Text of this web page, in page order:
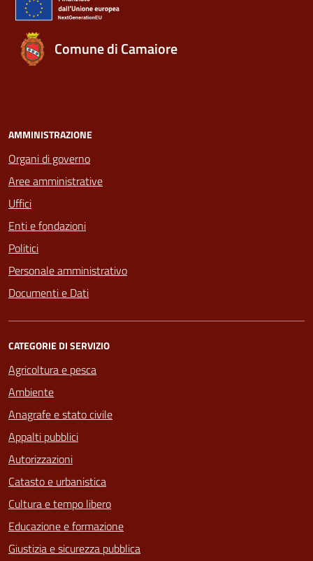
Comune di Camaiore
AMMINISTRAZIONE
Organi di governo
Aree amministrative
Uffici
Enti e fondazioni
Politici
Personale amministrativo
Documenti e Dati
CATEGORIE DI SERVIZIO
Agricoltura e pesca
Ambiente
Anagrafe e stato civile
Appalti pubblici
Autorizzazioni
Catasto e urbanistica
Cultura e tempo libero
Educazione e formazione
Giustizia e sicurezza pubblica